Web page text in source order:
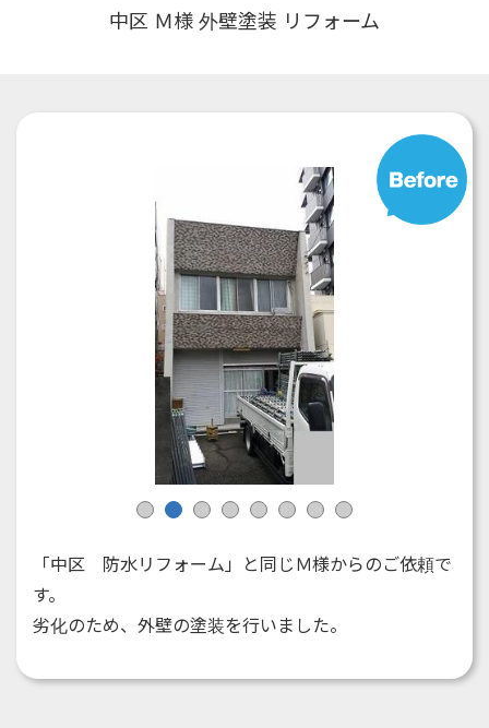
中区 Ｍ様 外壁塗装 リフォーム
1 2 3 4 5 6 7 8
「中区 防水リフォーム」と同じＭ様からのご依頼で
す。
劣化のため、外壁の塗装を行いました。